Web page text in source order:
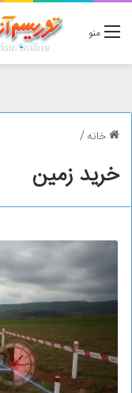
منو
خانه/
خرید زمین